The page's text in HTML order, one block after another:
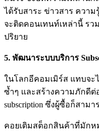
ได้รับสาระ ข่าวสาร ควา
จะติดคอนเทนท์เหล่านี้ รว
ปริยาย
5. พัฒนาระบบบริการ
ในโลกอีคอมเมิร์ส แทบจะ
ซ้ำๆ และสร้างความภักดีต่
subscription ซึ่งผู้ซื้อก็สามา
คอยเติมสต็อกสินค้าที่มักห